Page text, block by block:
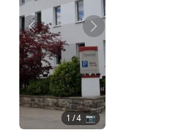
Zurück Weiter
1 / 4 📷